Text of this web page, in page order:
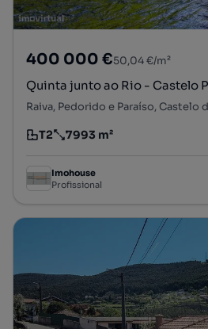
400 000 €50,04 €/m²
Quinta junto ao Rio - Castelo
Raiva, Pedorido e Paraíso, Castelo
Tipologia
T2
Preço por metro quadrado
7993 m²
Imohouse
Profissional